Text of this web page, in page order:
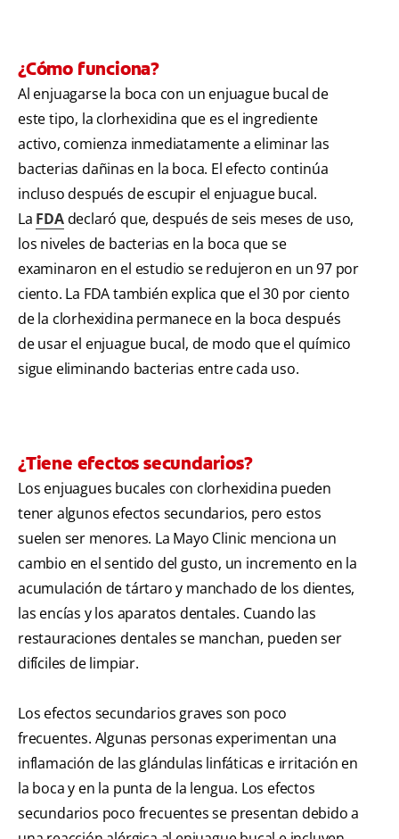
¿Cómo funciona?
Al enjuagarse la boca con un enjuague bucal de
este tipo, la clorhexidina que es el ingrediente
activo, comienza inmediatamente a eliminar las
bacterias dañinas en la boca. El efecto continúa
incluso después de escupir el enjuague bucal.
La FDAdeclaró que, después de seis meses de uso,
los niveles de bacterias en la boca que se
examinaron en el estudio se redujeron en un 97 por
ciento. La FDA también explica que el 30 por ciento
de la clorhexidina permanece en la boca después
de usar el enjuague bucal, de modo que el químico
sigue eliminando bacterias entre cada uso.
¿Tiene efectos secundarios?
Los enjuagues bucales con clorhexidina pueden
tener algunos efectos secundarios, pero estos
suelen ser menores. La Mayo Clinic menciona un
cambio en el sentido del gusto, un incremento en la
acumulación de tártaro y manchado de los dientes,
las encías y los aparatos dentales. Cuando las
restauraciones dentales se manchan, pueden ser
difíciles de limpiar.
Los efectos secundarios graves son poco
frecuentes. Algunas personas experimentan una
inflamación de las glándulas linfáticas e irritación en
la boca y en la punta de la lengua. Los efectos
secundarios poco frecuentes se presentan debido a